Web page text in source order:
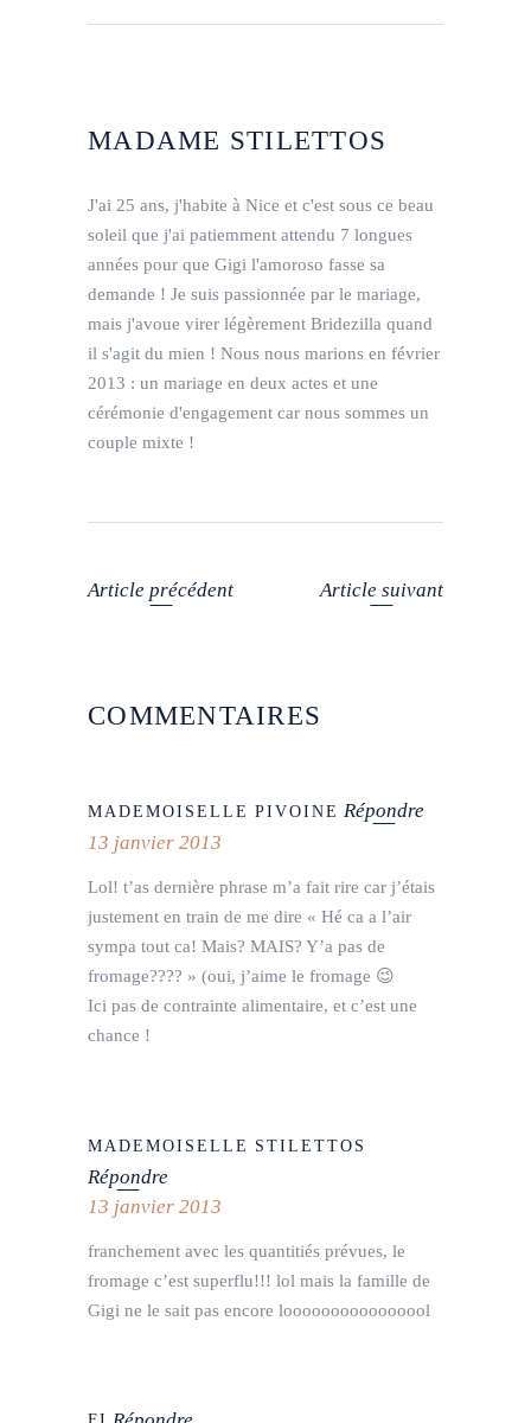
MADAME STILETTOS
J'ai 25 ans, j'habite à Nice et c'est sous ce beau
soleil que j'ai patiemment attendu 7 longues
années pour que Gigi l'amoroso fasse sa
demande ! Je suis passionnée par le mariage,
mais j'avoue virer légèrement Bridezilla quand
il s'agit du mien ! Nous nous marions en février
2013 : un mariage en deux actes et une
cérémonie d'engagement car nous sommes un
couple mixte !
Article précédent Article suivant
COMMENTAIRES
MADEMOISELLE PIVOINE Répondre
13 janvier 2013
Lol! t’as dernière phrase m’a fait rire car j’étais
justement en train de me dire « Hé ca a l’air
sympa tout ca! Mais? MAIS? Y’a pas de
fromage???? » (oui, j’aime le fromage 😉
Ici pas de contrainte alimentaire, et c’est une
chance !
MADEMOISELLE STILETTOS
Répondre
13 janvier 2013
franchement avec les quantitiés prévues, le
fromage c’est superflu!!! lol mais la famille de
Gigi ne le sait pas encore loooooooooooooool